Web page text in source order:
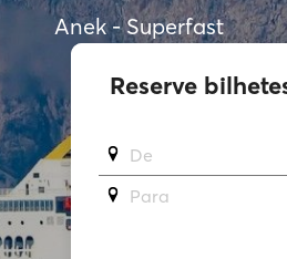
Anek - Superfast
Reserve
De
Para